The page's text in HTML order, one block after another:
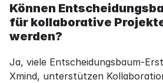
Können
für kollaborative
werden?
Ja, viele Entscheidungsbaum-
Xmind, unterstützen